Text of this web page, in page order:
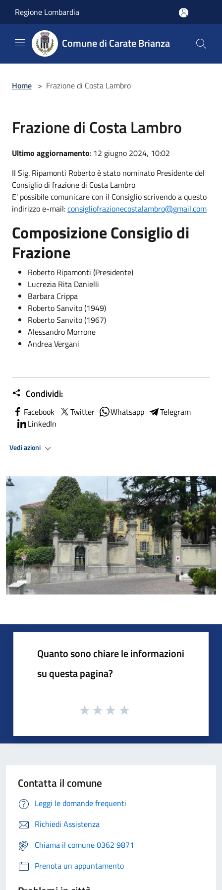
Regione Lombardia
Comune di Carate Brianza
Home > Frazione di Costa Lambro
Frazione di Costa Lambro
Ultimo aggiornamento: 12 giugno 2024, 10:02
Il Sig. Ripamonti Roberto è stato nominato Presidente del
Consiglio di frazione di Costa Lambro
E' possibile comunicare con il Consiglio scrivendo a questo
indirizzo e-mail:consigliofrazionecostalambro@gmail.com
Composizione Consiglio di
Frazione
Roberto Ripamonti (Presidente)
Lucrezia Rita Danielli
Barbara Crippa
Roberto Sanvito (1949)
Roberto Sanvito (1967)
Alessandro Morrone
Andrea Vergani
Condividi:
Facebook Twitter Whatsapp
Telegram
LinkedIn
Vedi azioni
Quanto sono chiare le informazioni
su questa pagina?
Contatta il comune
Leggi le domande frequenti
Richiedi Assistenza
Chiama il comune 0362 9871
Prenota un appuntamento